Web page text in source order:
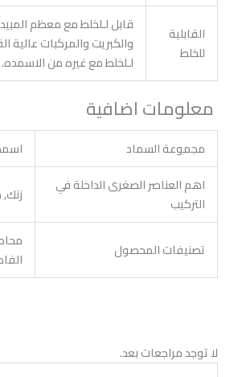
القابلية
للخلط
قابل لـلخلط مع معظم
والكبريت والمركبات عالية
لـلخلط مع غيره من الاسمده.
معلومات اضافية
مجموعة السماد
اهم العناصر الصغرى الداخلة في
التركيب
زنك,
تصنيفات المحصول
لا توجد مراجعات بعد.